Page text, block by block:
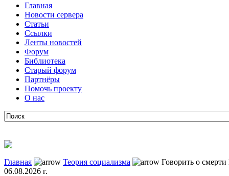
Главная
Новости сервера
Статьи
Ссылки
Ленты новостей
Форум
Библиотека
Старый форум
Партнёры
Помочь проекту
О нас
Главная Теория социализма
Говорить о
06.08.2026 г.